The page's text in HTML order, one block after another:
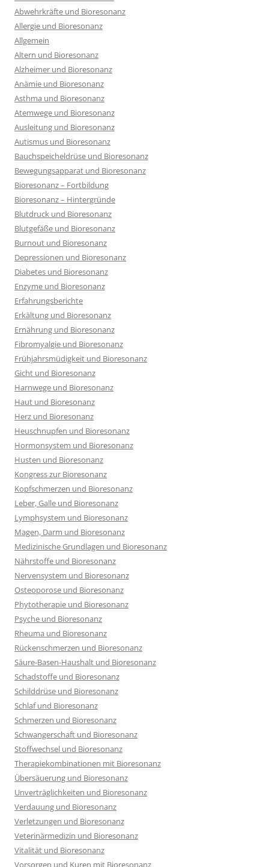
Abwehrkräfte und Bioresonanz
Allergie und Bioresonanz
Allgemein
Altern und Bioresonanz
Alzheimer und Bioresonanz
Anämie und Bioresonanz
Asthma und Bioresonanz
Atemwege und Bioresonanz
Ausleitung und Bioresonanz
Autismus und Bioresonanz
Bauchspeicheldrüse und Bioresonanz
Bewegungsapparat und Bioresonanz
Bioresonanz – Fortbildung
Bioresonanz – Hintergründe
Blutdruck und Bioresonanz
Blutgefäße und Bioresonanz
Burnout und Bioresonanz
Depressionen und Bioresonanz
Diabetes und Bioresonanz
Enzyme und Bioresonanz
Erfahrungsberichte
Erkältung und Bioresonanz
Ernährung und Bioresonanz
Fibromyalgie und Bioresonanz
Frühjahrsmüdigkeit und Bioresonanz
Gicht und Bioresonanz
Harnwege und Bioresonanz
Haut und Bioresonanz
Herz und Bioresonanz
Heuschnupfen und Bioresonanz
Hormonsystem und Bioresonanz
Husten und Bioresonanz
Kongress zur Bioresonanz
Kopfschmerzen und Bioresonanz
Leber, Galle und Bioresonanz
Lymphsystem und Bioresonanz
Magen, Darm und Bioresonanz
Medizinische Grundlagen und Bioresonanz
Nährstoffe und Bioresonanz
Nervensystem und Bioresonanz
Osteoporose und Bioresonanz
Phytotherapie und Bioresonanz
Psyche und Bioresonanz
Rheuma und Bioresonanz
Rückenschmerzen und Bioresonanz
Säure-Basen-Haushalt und Bioresonanz
Schadstoffe und Bioresonanz
Schilddrüse und Bioresonanz
Schlaf und Bioresonanz
Schmerzen und Bioresonanz
Schwangerschaft und Bioresonanz
Stoffwechsel und Bioresonanz
Therapiekombinationen mit Bioresonanz
Übersäuerung und Bioresonanz
Unverträglichkeiten und Bioresonanz
Verdauung und Bioresonanz
Verletzungen und Bioresonanz
Veterinärmedizin und Bioresonanz
Vitalität und Bioresonanz
Vorsorgen und Kuren mit Bioresonanz